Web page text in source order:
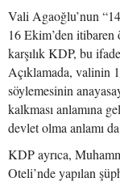
Vali Agaoğlu’nun
16 Ekim’den
karşılık KDP, bu
Açıklamada, valinin
söylemesinin
kalkması anlamına
devlet olma anlamı
KDP ayrıca,
Oteli’nde yapılan